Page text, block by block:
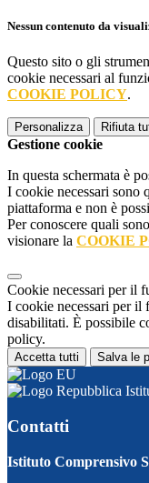
Nessun contenuto da
Questo sito o gli
cookie necessari al
COOKIE POLICY.
Personalizza Rifiuta
Gestione cookie
In questa schermata è
I cookie necessari sono
piattaforma e non è
Per conoscere quali
visionare la COOKIE
Cookie necessari per il
I cookie necessari per il
disabilitati. È possibile
policy.
Accetta tutti Salva le
Contatti
Istituto Comprensivo